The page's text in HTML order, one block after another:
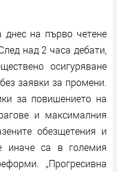
на първо четене
над 2 часа дебати,
осигуряване
заявки за промени.
за повишението на
и максималния
обезщетения и
иначе са в големия
„Прогресивна